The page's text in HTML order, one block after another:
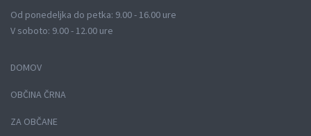
Od ponedeljka do petka: 9.00 - 16.00 ure
V soboto: 9.00 - 12.00 ure
DOMOV
OBČINA ČRNA
ZA OBČANE